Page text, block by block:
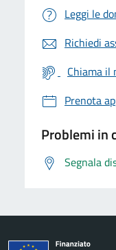
Leggi le
Richiedi
Chiama
Prenota
Problemi in
Segnala